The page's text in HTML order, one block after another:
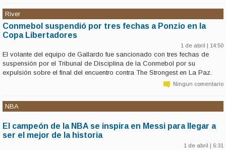
River
Conmebol suspendió por tres fechas a Ponzio en la
Copa Libertadores
1 de abril | 14:50
El volante del equipo de Gallardo fue sancionado con tres fechas de
suspensión por el Tribunal de Disciplina de la Conmebol por su
expulsión sobre el final del encuentro contra The Strongest en La Paz.
Ningun comentario
NBA
El campeón de la NBA se inspira en Messi para llegar a
ser el mejor de la historia
1 de abril | 6:31